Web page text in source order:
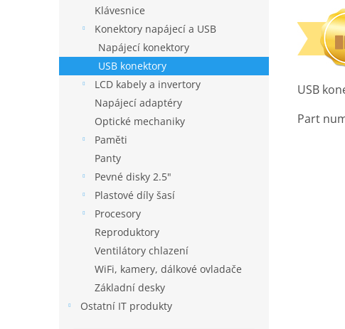
Klávesnice
Konektory napájecí a USB
Napájecí konektory
USB konektory
LCD kabely a invertory
Napájecí adaptéry
Optické mechaniky
Paměti
Panty
Pevné disky 2.5"
Plastové díly šasí
Procesory
Reproduktory
Ventilátory chlazení
WiFi, kamery, dálkové ovladače
Základní desky
Ostatní IT produkty
USB
Part